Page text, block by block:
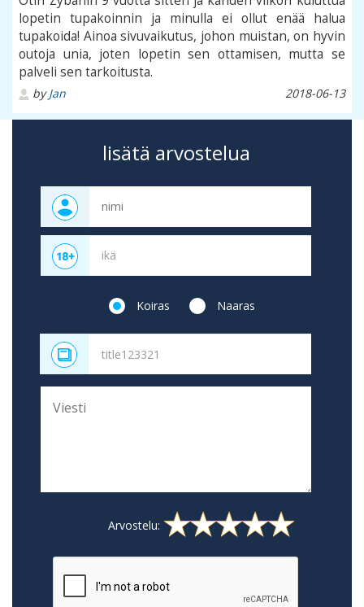
lopetin tupakoinnin ja minulla ei ollut enää halua
tupakoida! Ainoa sivuvaikutus, johon muistan, on hyvin
outoja unia, joten lopetin sen ottamisen, mutta se
palveli sen tarkoitusta.
byJan 2018-06-13
lisätä arvostelua
Koiras Naaras
Arvostelu: